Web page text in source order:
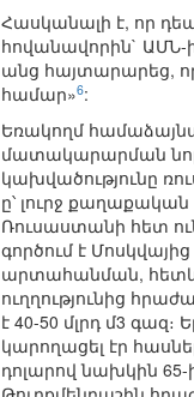
Հասկանալի է, որ
հովանավորին` ԱՄՆ-
անց հայտարարեց,
համար»6:
Եռակողմ
մատակարարման նոր,
կախվածությունը
ը՝ լուրջ
Ռուսաստանի հետ
գործում է
արտահանման,
ուղղությունից
է 40-50 մլրդ մ3
կարողացել էր
դոլարով նախկին